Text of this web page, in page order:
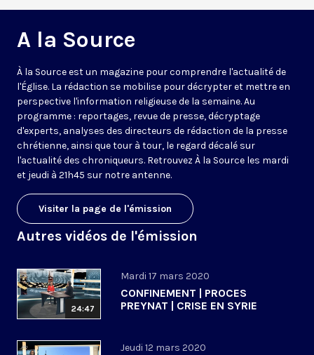
A la Source
À la Source est un magazine pour comprendre l'actualité de
l'Église. La rédaction se mobilise pour décrypter et mettre en
perspective l'information religieuse de la semaine. Au
programme : reportages, revue de presse, décryptage
d'experts, analyses des directeurs de rédaction de la presse
chrétienne, ainsi que tour à tour, le regard décalé sur
l'actualité des chroniqueurs. Retrouvez À la Source les mardi
et jeudi à 21h45 sur notre antenne.
Visiter la page de l'émission
Autres vidéos de l'émission
24:47
Mardi 17 mars 2020
CONFINEMENT | PROCES
PREYNAT | CRISE EN SYRIE
Jeudi 12 mars 2020